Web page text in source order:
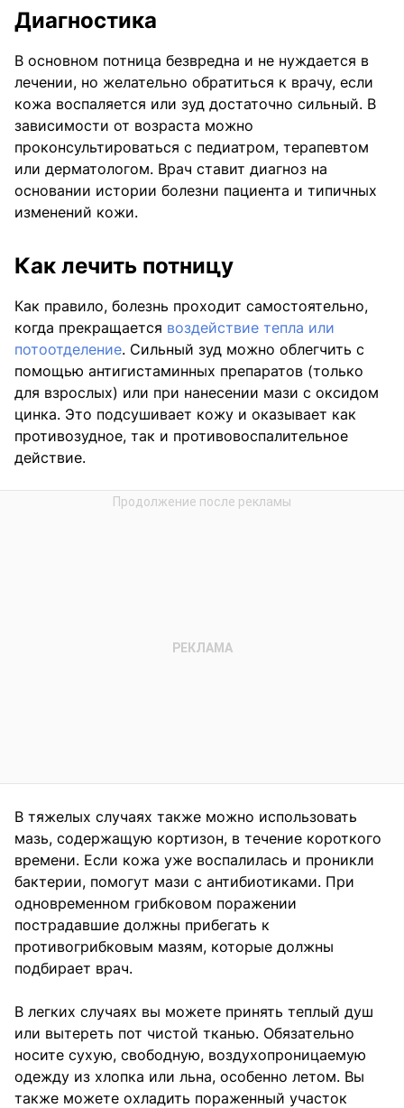
Диагностика
В основном потница безвредна и не нуждается в
лечении, но желательно обратиться к врачу, если
кожа воспаляется или зуд достаточно сильный. В
зависимости от возраста можно
проконсультироваться с педиатром, терапевтом
или дерматологом. Врач ставит диагноз на
основании истории болезни пациента и типичных
изменений кожи.
Как лечить потницу
Как правило, болезнь проходит самостоятельно,
когда прекращается воздействие тепла или
потоотделение. Сильный зуд можно облегчить с
помощью антигистаминных препаратов (только
для взрослых) или при нанесении мази с оксидом
цинка. Это подсушивает кожу и оказывает как
противозудное, так и противовоспалительное
действие.
В тяжелых случаях также можно использовать
мазь, содержащую кортизон, в течение короткого
времени. Если кожа уже воспалилась и проникли
бактерии, помогут мази с антибиотиками. При
одновременном грибковом поражении
пострадавшие должны прибегать к
противогрибковым мазям, которые должны
подбирает врач.
В легких случаях вы можете принять теплый душ
или вытереть пот чистой тканью. Обязательно
носите сухую, свободную, воздухопроницаемую
одежду из хлопка или льна, особенно летом. Вы
также можете охладить пораженный участок